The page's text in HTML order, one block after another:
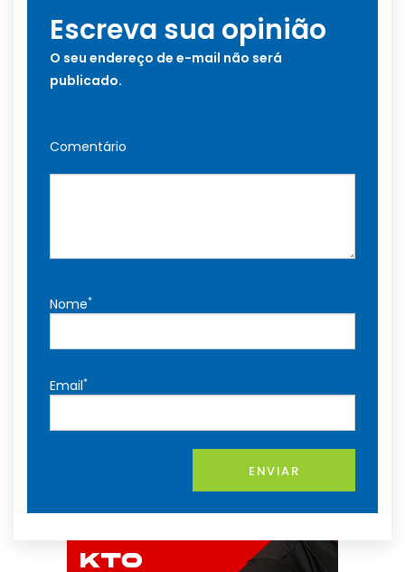
Escreva sua opinião
O seu endereço de e-mail não será
publicado.
Comentário
Nome*
Email*
ENVIAR